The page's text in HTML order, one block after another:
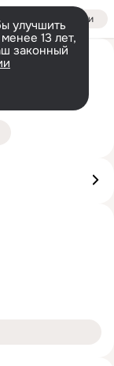
Войти
улучшить
13 лет,
законный